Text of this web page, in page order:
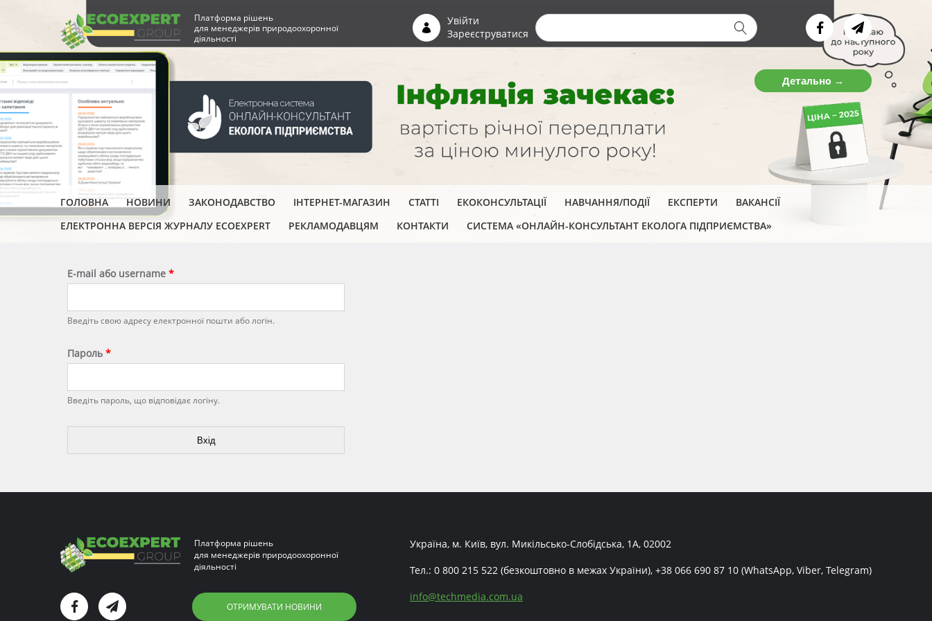
Детально →
Платформа рішень
для менеджерів природоохоронної
діяльності
Увійти
Зареєструватися Пошукова форма
ГОЛОВНА НОВИНИ ЗАКОНОДАВСТВО ІНТЕРНЕТ-МАГАЗИН СТАТТІ ЕКОКОНСУЛЬТАЦІЇ НАВЧАННЯ/ПОДІЇ ЕКСПЕРТИ
ВАКАНСІЇ
ЕЛЕКТРОННА ВЕРСІЯ ЖУРНАЛУ ECOEXPERT
РЕКЛАМОДАВЦЯМ КОНТАКТИ СИСТЕМА «ОНЛАЙН-КОНСУЛЬТАНТ ЕКОЛОГА ПІДПРИЄМСТВА»
E-mail або username *
Введіть свою адресу електронної пошти або логін.
Пароль *
Введіть пароль, що відповідає логіну.
Платформа рішень
для менеджерів природоохоронної
діяльності
ОТРИМУВАТИ НОВИНИ
Україна, м. Київ, вул. Микільсько-Слобідська, 1А, 02002
Тел.: 0 800 215 522 (безкоштовно в межах України), +38 066 690 87 10 (WhatsApp, Viber, Telegram)
info@techmedia.com.ua